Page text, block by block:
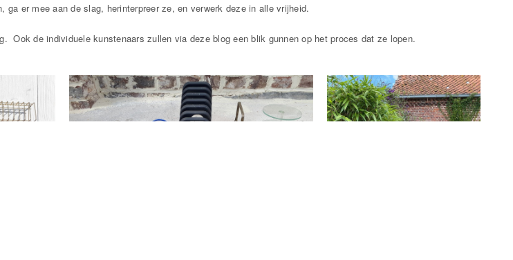
er mee aan de slag, herinterpreer ze, en verwerk deze in alle vrijheid.
de individuele kunstenaars zullen via deze blog een blik gunnen op het proces dat ze lopen.